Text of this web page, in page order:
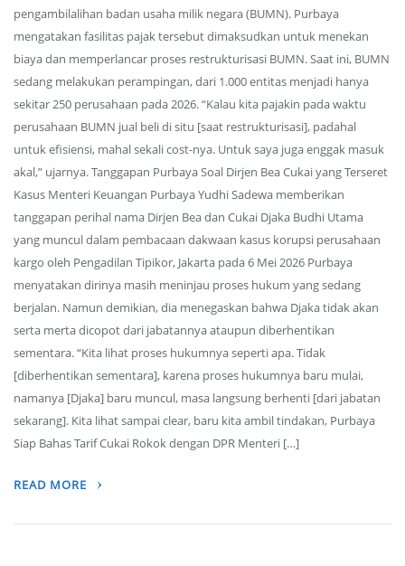
pengambilalihan badan usaha milik negara (BUMN). Purbaya
mengatakan fasilitas pajak tersebut dimaksudkan untuk menekan
biaya dan memperlancar proses restrukturisasi BUMN. Saat ini, BUMN
sedang melakukan perampingan, dari 1.000 entitas menjadi hanya
sekitar 250 perusahaan pada 2026. “Kalau kita pajakin pada waktu
perusahaan BUMN jual beli di situ [saat restrukturisasi], padahal
untuk efisiensi, mahal sekali cost-nya. Untuk saya juga enggak masuk
akal,” ujarnya. Tanggapan Purbaya Soal Dirjen Bea Cukai yang Terseret
Kasus Menteri Keuangan Purbaya Yudhi Sadewa memberikan
tanggapan perihal nama Dirjen Bea dan Cukai Djaka Budhi Utama
yang muncul dalam pembacaan dakwaan kasus korupsi perusahaan
kargo oleh Pengadilan Tipikor, Jakarta pada 6 Mei 2026 Purbaya
menyatakan dirinya masih meninjau proses hukum yang sedang
berjalan. Namun demikian, dia menegaskan bahwa Djaka tidak akan
serta merta dicopot dari jabatannya ataupun diberhentikan
sementara. “Kita lihat proses hukumnya seperti apa. Tidak
[diberhentikan sementara], karena proses hukumnya baru mulai,
namanya [Djaka] baru muncul, masa langsung berhenti [dari jabatan
sekarang]. Kita lihat sampai clear, baru kita ambil tindakan, Purbaya
Siap Bahas Tarif Cukai Rokok dengan DPR Menteri […]
READ MORE